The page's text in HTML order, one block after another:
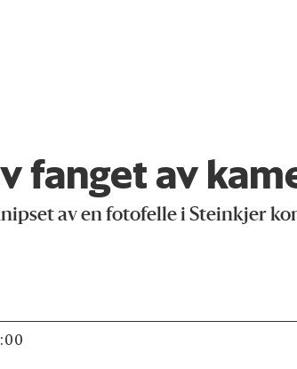
fanget av
av en fotofelle i Steinkjer